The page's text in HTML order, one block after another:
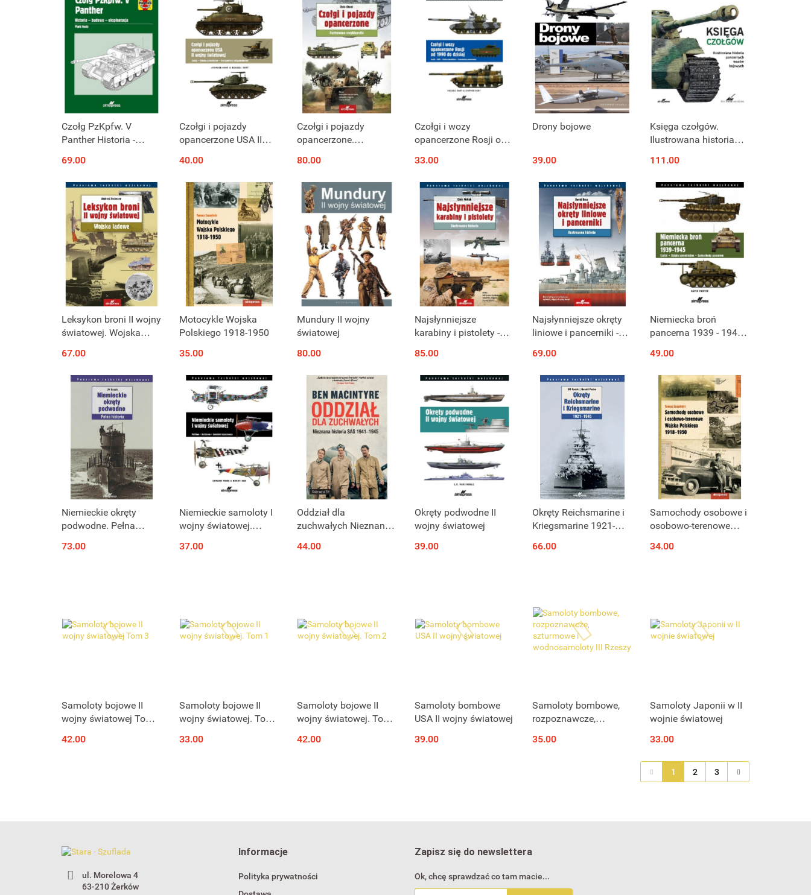
Czołg PzKpfw. V
Panther Historia -
69.00
Czołgi i pojazdy
opancerzone USA II
Czołgi - Działa
samobieżne -
Transportery
opancerzone
40.00
Czołgi i pojazdy
opancerzone.
encyklopedia
80.00
Czołgi i wozy
opancerzone Rosji od
33.00
Drony bojowe
39.00
Księga czołgów.
Ilustrowana historia
bojowych
111.00
Leksykon broni II wojny
światowej. Wojska
67.00
Motocykle Wojska
Polskiego 1918-1950
35.00
Mundury II wojny
światowej
80.00
Najsłynniejsze
karabiny i pistolety -
85.00
Najsłynniejsze okręty
liniowe i pancerniki -
encyklopedia
69.00
Niemiecka broń
pancerna 1939 - 1945.
samobieżne -
Samochody pancerne
49.00
Niemieckie okręty
podwodne. Pełna
73.00
Niemieckie samoloty I
wojny światowej.
Samoloty
37.00
Oddział dla
zuchwałych Nieznana
1945
44.00
Okręty podwodne II
wojny światowej
39.00
Okręty Reichsmarine i
Kriegsmarine 1921-
66.00
Samochody osobowe i
osobowo-terenowe
- 1950
34.00
Samoloty bojowe II
wojny światowej Tom
42.00
Samoloty bojowe II
wojny światowej. Tom
33.00
Samoloty bojowe II
wojny światowej. Tom
42.00
Samoloty bombowe
USA II wojny światowej
39.00
Samoloty bombowe,
rozpoznawcze,
wodnosamoloty III
35.00
Samoloty Japonii w II
wojnie światowej
33.00
1 2 3
ul. Morelowa 4
63-210 Żerków
Informacje
Polityka prywatności
Zapisz się do newslettera
Ok, chcę sprawdzać co tam macie...